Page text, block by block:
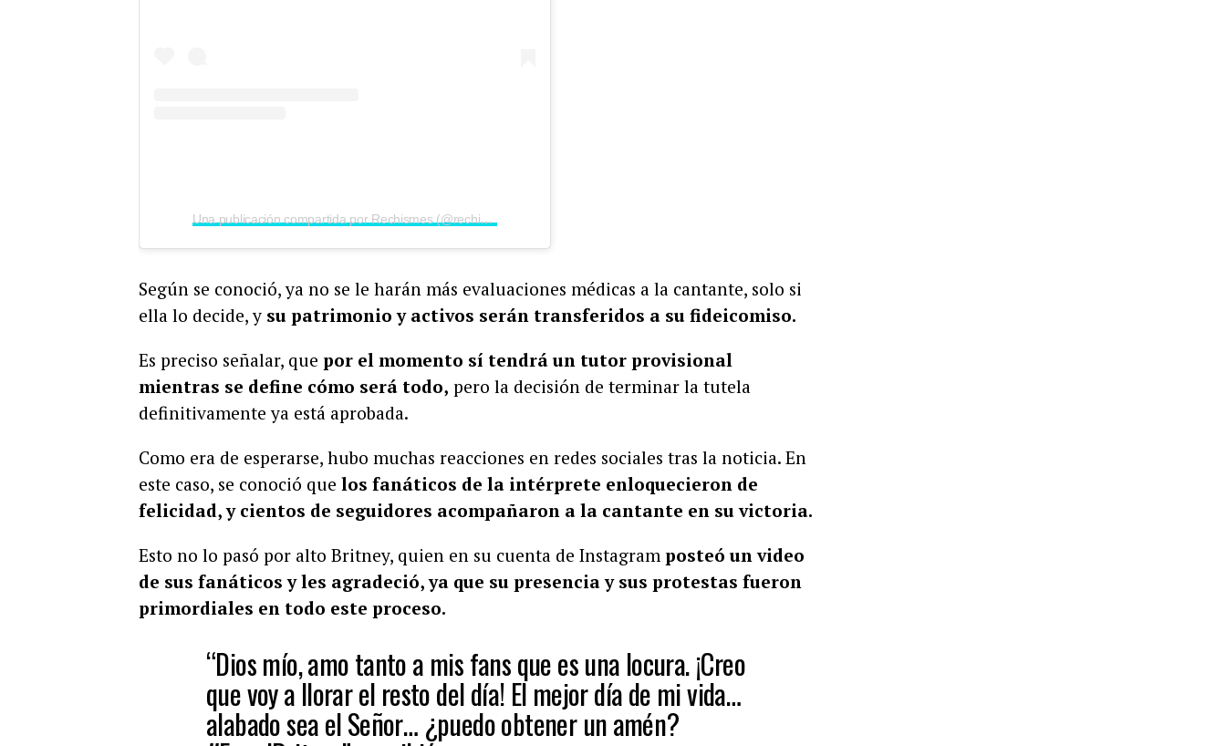
Una publicación compartida por Rechismes (@rechismes)
Según se conoció, ya no se le harán más evaluaciones médicas a la cantante, solo si
ella lo decide, y su patrimonio y activos serán transferidos a su fideicomiso.
Es preciso señalar, que por el momento sí tendrá un tutor provisional
mientras se define cómo será todo, pero la decisión de terminar la tutela
definitivamente ya está aprobada.
Como era de esperarse, hubo muchas reacciones en redes sociales tras la noticia. En
este caso, se conoció que los fanáticos de la intérprete enloquecieron de
felicidad, y cientos de seguidores acompañaron a la cantante en su victoria.
Esto no lo pasó por alto Britney, quien en su cuenta de Instagram posteó un video
de sus fanáticos y les agradeció, ya que su presencia y sus protestas fueron
primordiales en todo este proceso.
“Dios mío, amo tanto a mis fans que es una locura. ¡Creo
que voy a llorar el resto del día! El mejor día de mi vida…
alabado sea el Señor… ¿puedo obtener un amén?